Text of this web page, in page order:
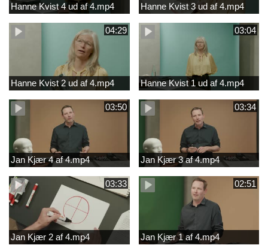
Hanne Kvist 4 ud af 4.mp4 Hanne Kvist 3 ud af 4.mp4
04:29
Hanne Kvist 2 ud af 4.mp4
03:04
Hanne Kvist 1 ud af 4.mp4
03:50
Jan Kjær 4 af 4.mp4
03:34
Jan Kjær 3 af 4.mp4
03:33
Jan Kjær 2 af 4.mp4
02:51
Jan Kjær 1 af 4.mp4